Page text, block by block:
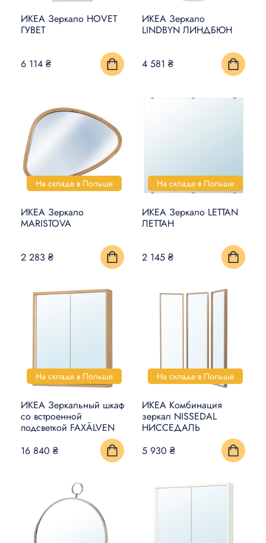
ИКЕА Зеркало HOVET
ГУВЕТ
6 114 ₴
ИКЕА Зеркало
LINDBYN ЛИНДБЮН
4 581 ₴
На складе в Польше
ИКЕА Зеркало
MARISTOVA
2 283 ₴
На складе в Польше
ИКЕА Зеркало LETTAN
ЛЕТТАН
2 145 ₴
На складе в Польше
ИКЕА Зеркальный шкаф
со встроенной
подсветкой FAXÄLVEN
16 840 ₴
На складе в Польше
ИКЕА Комбинация
зеркал NISSEDAL
НИССЕДАЛЬ
5 930 ₴